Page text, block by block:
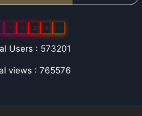
7 3 2 0 1
Users : 573201
views : 765576